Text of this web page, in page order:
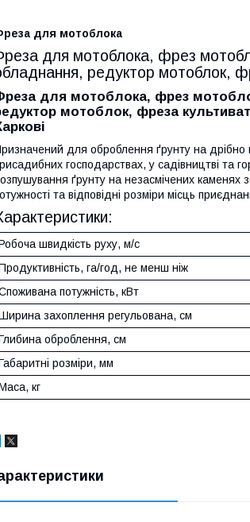
для мотоблока
для мотоблока, фрез
редуктор мотоблок,
для мотоблока, фрез
мотоблок, фреза
для оброблення ґрунту на дрібно
господарствах, у садівництві та
ґрунту на незасмічених
та відповідні розміри місць
швидкість руху, м/с
га/год, не менш ніж
потужність, кВт
захоплення регульована, см
оброблення, см
розміри, мм
кг